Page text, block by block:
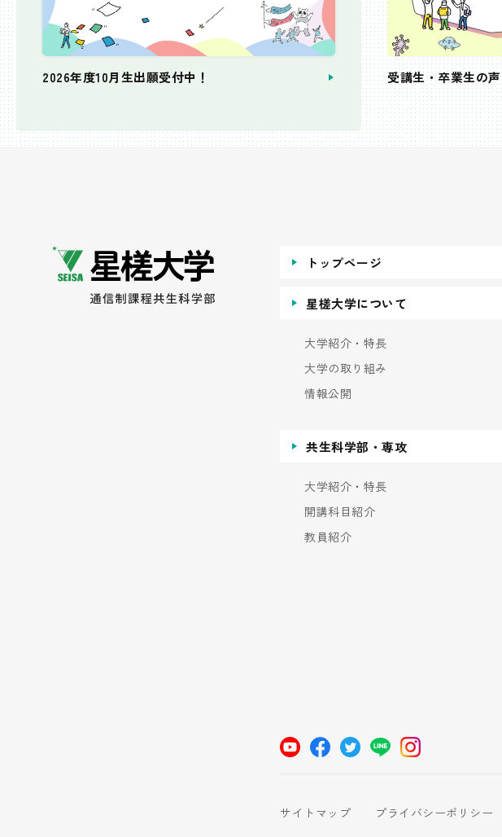
2026年度10月生出願受付中！
個別相談会 受講生・卒業生の声
トップページ
星槎大学について
大学紹介・特長
大学の取り組み
情報公開
共生科学部・専攻
大学紹介・特長
開講科目紹介
教員紹介
サイトマップ プライバシーポリシー